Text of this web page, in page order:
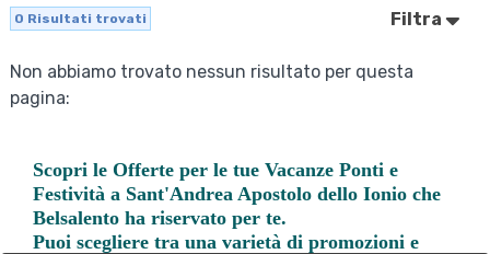
0 Risultati trovati Filtra
Non abbiamo trovato nessun risultato per questa
pagina:
Scopri leOfferte per le tue Vacanze Ponti e
Festività a Sant'Andrea Apostolo dello Ionio che
Belsalento ha riservato per te.
Puoi scegliere tra una varietà di promozioni e